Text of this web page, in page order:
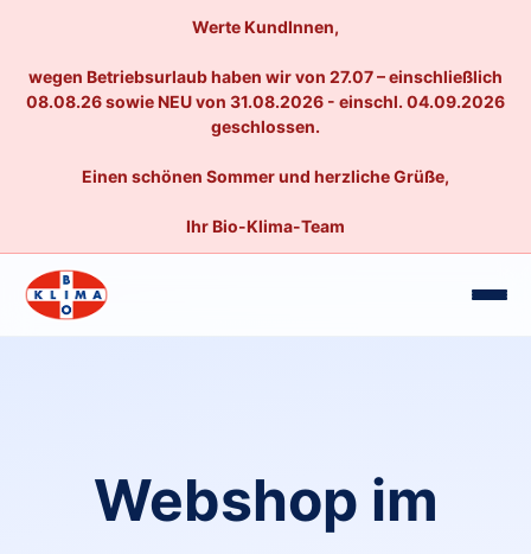
Werte KundInnen,
wegen Betriebsurlaub haben wir von 27.07 – einschließlich
08.08.26 sowie NEU von 31.08.2026 - einschl. 04.09.2026
geschlossen.
Einen schönen Sommer und herzliche Grüße,
Ihr Bio-Klima-Team
Webshop im